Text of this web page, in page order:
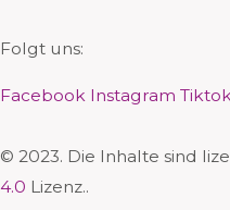
Folgt uns:
Facebook Instagram
© 2023. Die Inhalte sind
4.0 Lizenz..